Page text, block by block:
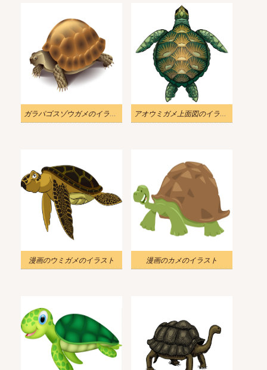
ガラパゴスゾウガメのイラスト アオウミガメ上面図のイラスト
漫画のウミガメのイラスト 漫画のカメのイラスト